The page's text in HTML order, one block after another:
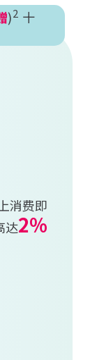
)2 十
消费即
达2%